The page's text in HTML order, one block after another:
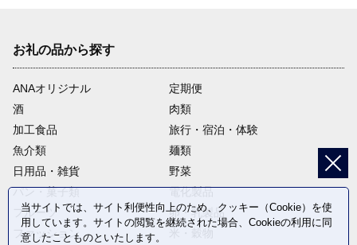
お礼の品から探す
ANAオリジナル
定期便
酒
肉類
加工食品
旅行・宿泊・体験
魚介類
麺類
日用品・雑貨
野菜
パン・菓子類
電化製品
フルーツ
卵・乳製品
ファッション
当サイトでは、サイト利便性向上のため、クッキー（Cookie）を使
用しています。サイトの閲覧を継続された場合、Cookieの利用に同
意したことものといたします。